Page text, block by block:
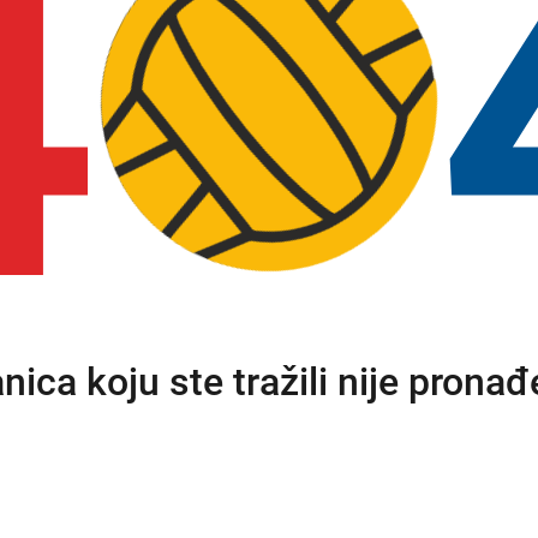
koju ste tražili nije